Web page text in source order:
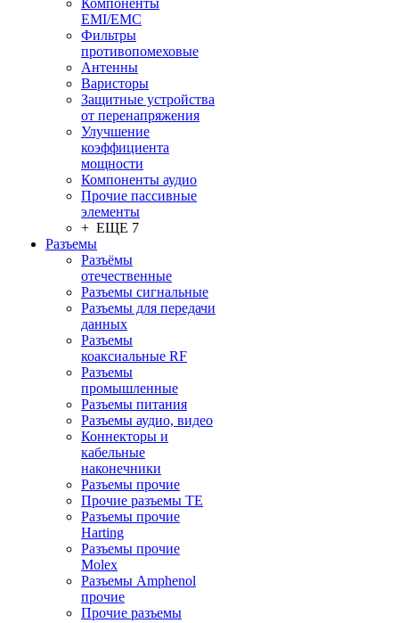
Компоненты
EMI/EMC
Фильтры
противопомеховые
Антенны
Варисторы
Защитные устройства
от перенапряжения
Улучшение
коэффициента
мощности
Компоненты аудио
Прочие пассивные
элементы
+ ЕЩЕ 7
Разъeмы
Разъёмы
отечественные
Разъeмы сигнальные
Разъeмы для передачи
данных
Разъeмы
коаксиальные RF
Разъeмы
промышленные
Разъeмы питания
Разъeмы аудио, видео
Коннекторы и
кабельные
наконечники
Разъeмы прочие
Прочие разъемы TE
Разъемы прочие
Harting
Разъемы прочие
Molex
Разъемы Amphenol
прочие
Прочие разъемы